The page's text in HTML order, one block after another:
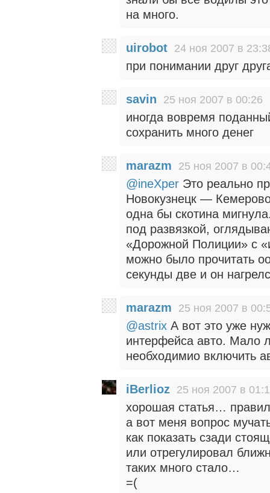
на много.
uirobot 24 ноя 2007 в
при понимании друг
savin 25 ноя 2007 в 00:26
иногда вовремя
сохранить много денег
marazm 25 ноя 2007 в
@ineXper Это реально
Новокузнецк —
одна бы скотина
под развязкой,
«Дорожной Полиции» с
можно было прочитать
секунды две и он
marazm 25 ноя 2007 в
@astrix А вот это уже
интерфейса авто. Мало
необходимио включить
iBerlioz 25 ноя 2007 в
хорошая статья…
а вот меня вопрос
как показать сзади
или отрегулировал
таких много стало…
=(